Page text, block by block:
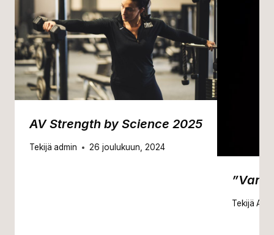
AV Strength by Science 2025
Tekijä admin 26 joulukuun, 2024
Tekijä Anni